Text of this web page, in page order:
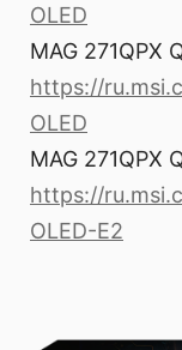
OLED
MAG 271QPX
https://
OLED
MAG 271QPX
https://
OLED-E2